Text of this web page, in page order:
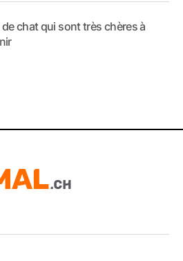
de chat qui sont très chères à